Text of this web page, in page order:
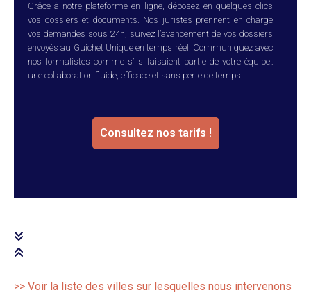
Grâce à notre plateforme en ligne, déposez en quelques clics
vos dossiers et documents. Nos juristes prennent en charge
vos demandes sous 24h, suivez l’avancement de vos dossiers
envoyés au Guichet Unique en temps réel. Communiquez avec
nos formalistes comme s’ils faisaient partie de votre équipe :
une collaboration fluide, efficace et sans perte de temps.
Consultez nos tarifs !
>> Voir la liste des villes sur lesquelles nous intervenons